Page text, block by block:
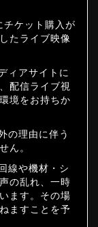
ケット購入が
たライブ映像
ィアサイトに
配信ライブ視
境をお持ちか
の理由に伴う
ん。
線や機材・シ
の乱れ、一時
ます。その場
ますことを予